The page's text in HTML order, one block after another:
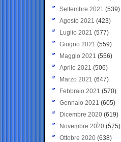
Settembre 2021 (539)
Agosto 2021 (423)
Luglio 2021 (577)
Giugno 2021(559)
Maggio 2021 (556)
Aprile 2021 (506)
Marzo 2021 (647)
Febbraio 2021 (570)
Gennaio 2021 (605)
Dicembre 2020 (619)
Novembre 2020 (575)
Ottobre 2020 (638)